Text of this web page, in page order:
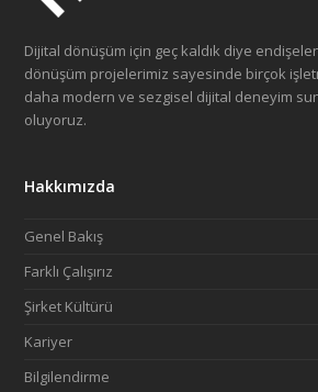
Dijital dönüşüm için geç kaldık diye
dönüşüm projelerimiz sayesinde birçok
daha modern ve sezgisel dijital deneyim
oluyoruz.
Hakkımızda
Genel Bakış
Farklı Çalışırız
Şirket Kültürü
Kariyer
Bilgilendirme